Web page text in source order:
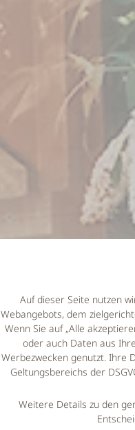
Auf dieser Seite nutzen
Webangebots, dem
Wenn Sie auf „Alle
oder auch Daten aus
Werbezwecken genutzt. Ihre
Geltungsbereichs der
Weitere Details zu den